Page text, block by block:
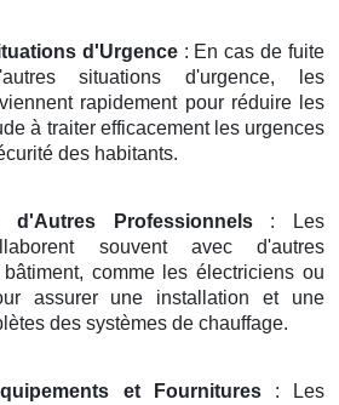
d'Urgence: En cas de fuite
situations d'urgence, les
rapidement pour réduire les
à traiter efficacement les urgences
des habitants.
d'Autres Professionnels: Les
souvent avec d'autres
comme les électriciens ou
assurer une installation et une
des systèmes de chauffage.
et Fournitures: Les